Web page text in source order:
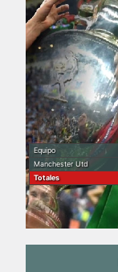
Equipo
Manchester Utd
Totales